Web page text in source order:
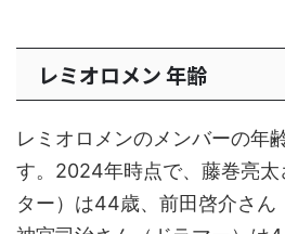
レミオロメン 年齢
レミオロメンのメンバーの年
す。2024年時点で、藤巻亮
ター）は44歳、前田啓介さん